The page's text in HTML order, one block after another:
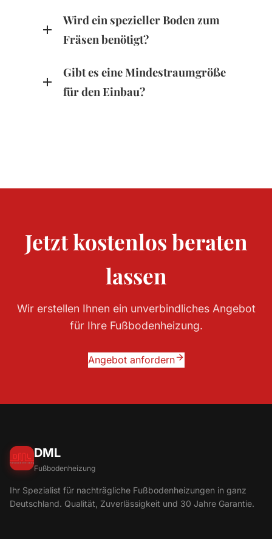
Wird ein spezieller Boden zum
Fräsen benötigt?
Gibt es eine Mindestraumgröße
für den Einbau?
Jetzt kostenlos beraten
lassen
Wir erstellen Ihnen ein unverbindliches Angebot
für Ihre Fußbodenheizung.
Angebot anfordern
DML
Fußbodenheizung
Ihr Spezialist für nachträgliche Fußbodenheizungen in ganz
Deutschland. Qualität, Zuverlässigkeit und 30 Jahre Garantie.